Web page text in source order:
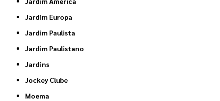
Jardim Europa
Jardim Paulista
Jardim Paulistano
Jardins
Jockey Clube
Moema